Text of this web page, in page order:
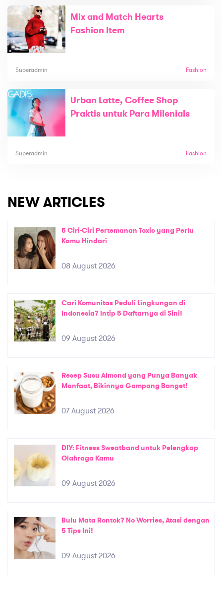
Mix and Match Hearts
Fashion Item
Superadmin Fashion
Urban Latte, Coffee Shop
Praktis untuk Para Milenials
Superadmin Fashion
NEW ARTICLES
5 Ciri-Ciri Pertemanan Toxic yang Perlu
Kamu Hindari
08 August 2026
Cari Komunitas Peduli Lingkungan di
Indonesia? Intip 5 Daftarnya di Sini!
09 August 2026
Resep Susu Almond yang Punya Banyak
Manfaat, Bikinnya Gampang Banget!
07 August 2026
DIY: Fitness Sweatband untuk Pelengkap
Olahraga Kamu
09 August 2026
Bulu Mata Rontok? No Worries, Atasi dengan
5 Tips Ini!
09 August 2026